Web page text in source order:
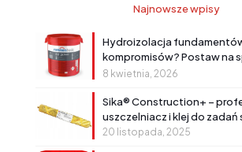
Najnowsze wpisy
Hydroizolacja
kompromisów? Postaw na
rozwiązanie!
8 kwietnia, 2026
Sika® Construction+ –
uszczelniacz i klej do
20 listopada, 2025